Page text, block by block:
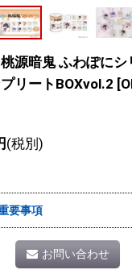
桃源暗鬼 ふわぽに
リートBOXvol.2 [
(税別)
要事項
お問い合わせ